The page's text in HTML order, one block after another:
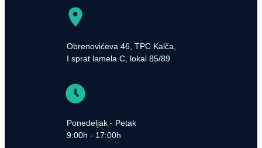
Obrenovićeva 46, TPC Kalča,
I sprat lamela C, lokal 85/89
Ponedeljak - Petak
9:00h - 17:00h